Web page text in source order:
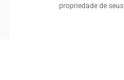
propriedade de